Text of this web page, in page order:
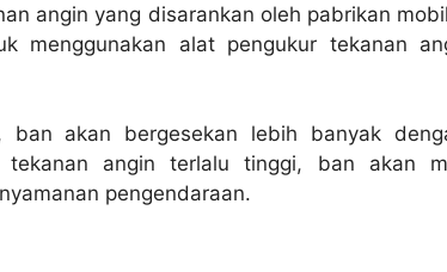
angin yang disarankan oleh pabrikan
menggunakan alat pengukur tekanan
akan bergesekan lebih banyak
angin terlalu tinggi, ban akan
pengendaraan.